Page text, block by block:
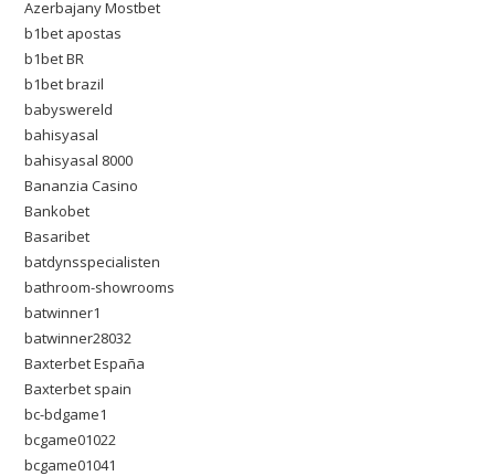
Azerbajany Mostbet
b1bet apostas
b1bet BR
b1bet brazil
babyswereld
bahisyasal
bahisyasal 8000
Bananzia Casino
Bankobet
Basaribet
batdynsspecialisten
bathroom-showrooms
batwinner1
batwinner28032
Baxterbet España
Baxterbet spain
bc-bdgame1
bcgame01022
bcgame01041